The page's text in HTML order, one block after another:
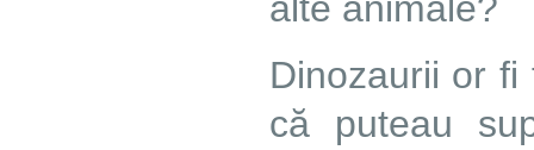
Dinozaurii or
că puteau